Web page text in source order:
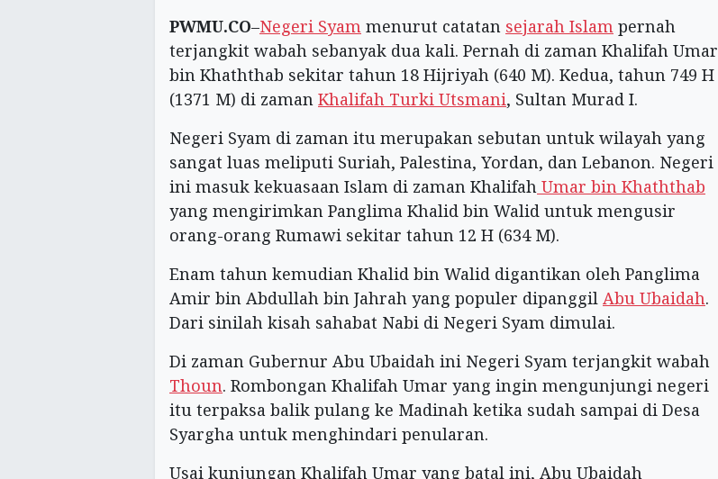
PWMU.CO–Negeri Syam menurut catatan sejarah Islam pernah
terjangkit wabah sebanyak dua kali. Pernah di zaman Khalifah Umar
bin Khaththab sekitar tahun 18 Hijriyah (640 M). Kedua, tahun 749 H
(1371 M) di zaman Khalifah Turki Utsmani, Sultan Murad I.
Negeri Syam di zaman itu merupakan sebutan untuk wilayah yang
sangat luas meliputi Suriah, Palestina, Yordan, dan Lebanon. Negeri
ini masuk kekuasaan Islam di zaman Khalifah Umar bin Khaththab
yang mengirimkan Panglima Khalid bin Walid untuk mengusir
orang-orang Rumawi sekitar tahun 12 H (634 M).
Enam tahun kemudian Khalid bin Walid digantikan oleh Panglima
Amir bin Abdullah bin Jahrah yang populer dipanggil Abu Ubaidah.
Dari sinilah kisah sahabat Nabi di Negeri Syam dimulai.
Di zaman Gubernur Abu Ubaidah ini Negeri Syam terjangkit wabah
Thoun. Rombongan Khalifah Umar yang ingin mengunjungi negeri
itu terpaksa balik pulang ke Madinah ketika sudah sampai di Desa
Syargha untuk menghindari penularan.
Usai kunjungan Khalifah Umar yang batal ini, Abu Ubaidah